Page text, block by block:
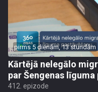
pirms 5 dienām, 13 stundām
Kārtējā nelegālo
par Šengenas līguma
412. epizode